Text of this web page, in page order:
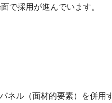
で採用が進んでいます。
ネル（面材的要素）を併用